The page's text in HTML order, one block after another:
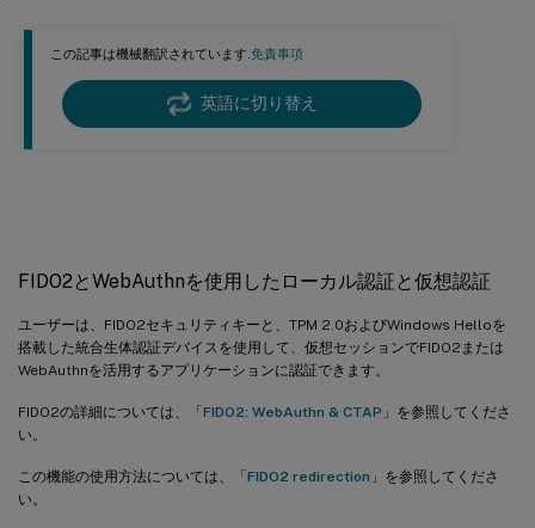
この記事は機械翻訳されています.免責事項
英語に切り替え
FIDO2とWebAuthnを使用したローカル認証と仮想認証
ユーザーは、FIDO2セキュリティキーと、TPM 2.0およびWindows Helloを
搭載した統合生体認証デバイスを使用して、仮想セッションでFIDO2または
WebAuthnを活用するアプリケーションに認証できます。
FIDO2の詳細については、「FIDO2: WebAuthn & CTAP 」を参照してくださ
い。
この機能の使用方法については、「FIDO2 redirection 」を参照してくださ
い。